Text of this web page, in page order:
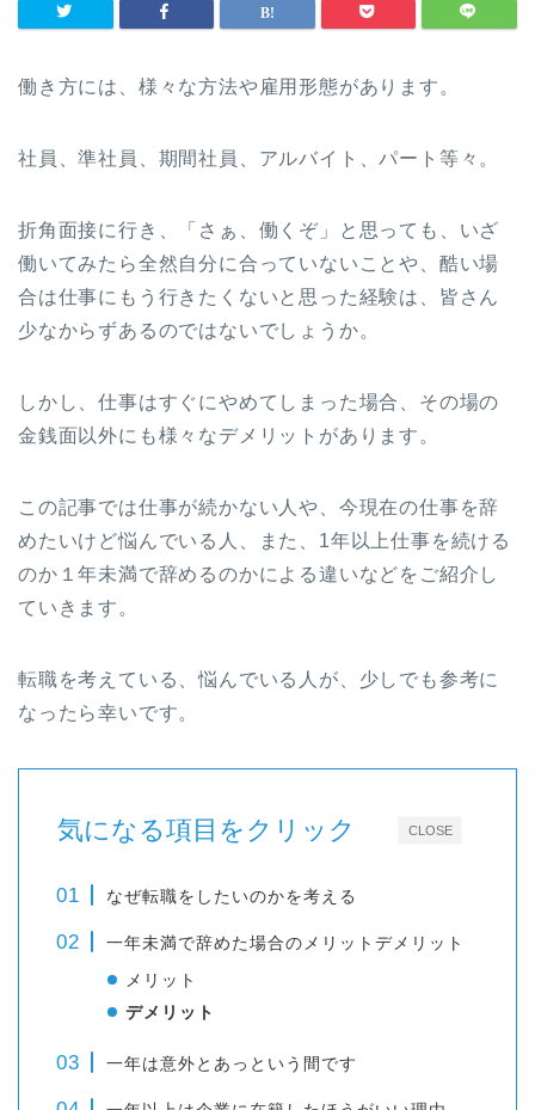
働き方には、様々な方法や雇用形態があります。
社員、準社員、期間社員、アルバイト、パート等々。
折角面接に行き、「さぁ、働くぞ」と思っても、いざ
働いてみたら全然自分に合っていないことや、酷い場
合は仕事にもう行きたくないと思った経験は、皆さん
少なからずあるのではないでしょうか。
しかし、仕事はすぐにやめてしまった場合、その場の
金銭面以外にも様々なデメリットがあります。
この記事では仕事が続かない人や、今現在の仕事を辞
めたいけど悩んでいる人、また、1年以上仕事を続ける
のか１年未満で辞めるのかによる違いなどをご紹介し
ていきます。
転職を考えている、悩んでいる人が、少しでも参考に
なったら幸いです。
CLOSE
気になる項目をクリック
なぜ転職をしたいのかを考える
一年未満で辞めた場合のメリットデメリット
メリット
デメリット
一年は意外とあっという間です